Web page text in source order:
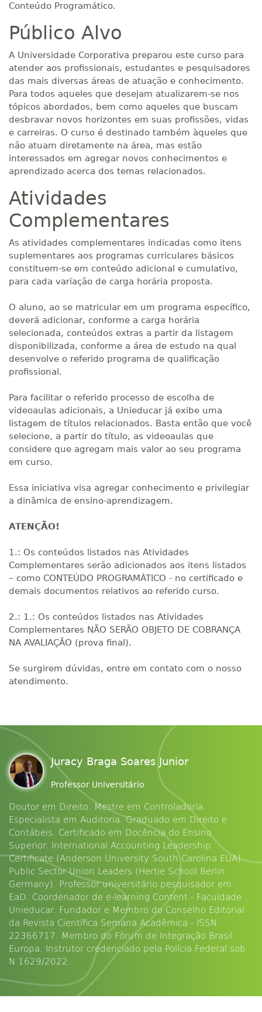
Conteúdo Programático.
Público Alvo
A Universidade Corporativa preparou este curso para
atender aos profissionais, estudantes e pesquisadores
das mais diversas áreas de atuação e conhecimento.
Para todos aqueles que desejam atualizarem-se nos
tópicos abordados, bem como aqueles que buscam
desbravar novos horizontes em suas profissões, vidas
e carreiras. O curso é destinado também àqueles que
não atuam diretamente na área, mas estão
interessados em agregar novos conhecimentos e
aprendizado acerca dos temas relacionados.
Atividades
Complementares
As atividades complementares indicadas como itens
suplementares aos programas curriculares básicos
constituem-se em conteúdo adicional e cumulativo,
para cada variação de carga horária proposta.
O aluno, ao se matricular em um programa específico,
deverá adicionar, conforme a carga horária
selecionada, conteúdos extras a partir da listagem
disponibilizada, conforme a área de estudo na qual
desenvolve o referido programa de qualificação
profissional.
Para facilitar o referido processo de escolha de
videoaulas adicionais, a Unieducar já exibe uma
listagem de títulos relacionados. Basta então que você
selecione, a partir do título, as videoaulas que
considere que agregam mais valor ao seu programa
em curso.
Essa iniciativa visa agregar conhecimento e privilegiar
a dinâmica de ensino-aprendizagem.
ATENÇÃO!
1.: Os conteúdos listados nas Atividades
Complementares serão adicionados aos itens listados
– como CONTEÚDO PROGRAMÁTICO - no certificado e
demais documentos relativos ao referido curso.
2.: 1.: Os conteúdos listados nas Atividades
Complementares NÃO SERÃO OBJETO DE COBRANÇA
NA AVALIAÇÃO (prova final).
Se surgirem dúvidas, entre em contato com o nosso
atendimento.
Juracy Braga Soares Junior
Professor Universitário
Doutor em Direito. Mestre em Controladoria.
Especialista em Auditoria. Graduado em Direito e
Contábeis. Certificado em Docência do Ensino
Superior. International Accounting Leadership
Certificate (Anderson University South Carolina EUA).
Public Sector Union Leaders (Hertie School Berlin
Germany). Professor universitário pesquisador em
EaD. Coordenador de e-learning Content - Faculdade
Unieducar. Fundador e Membro do Conselho Editorial
da Revista Científica Semana Acadêmica - ISSN
22366717. Membro do Fórum de Integração Brasil
Europa. Instrutor credenciado pela Polícia Federal sob
N 1629/2022.